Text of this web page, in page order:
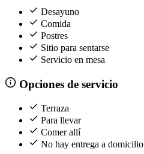
Desayuno
Comida
Postres
Sitio para sentarse
Servicio en mesa
Opciones de servicio
Terraza
Para llevar
Comer allí
No hay entrega a domicilio